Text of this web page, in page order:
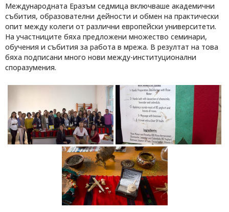
Международната Еразъм седмица включваше академични
събития, образователни дейности и обмен на практически
опит между колеги от различни европейски университети.
На участниците бяха предложени множество семинари,
обучения и събития за работа в мрежа. В резултат на това
бяха подписани много нови между-институционални
споразумения.